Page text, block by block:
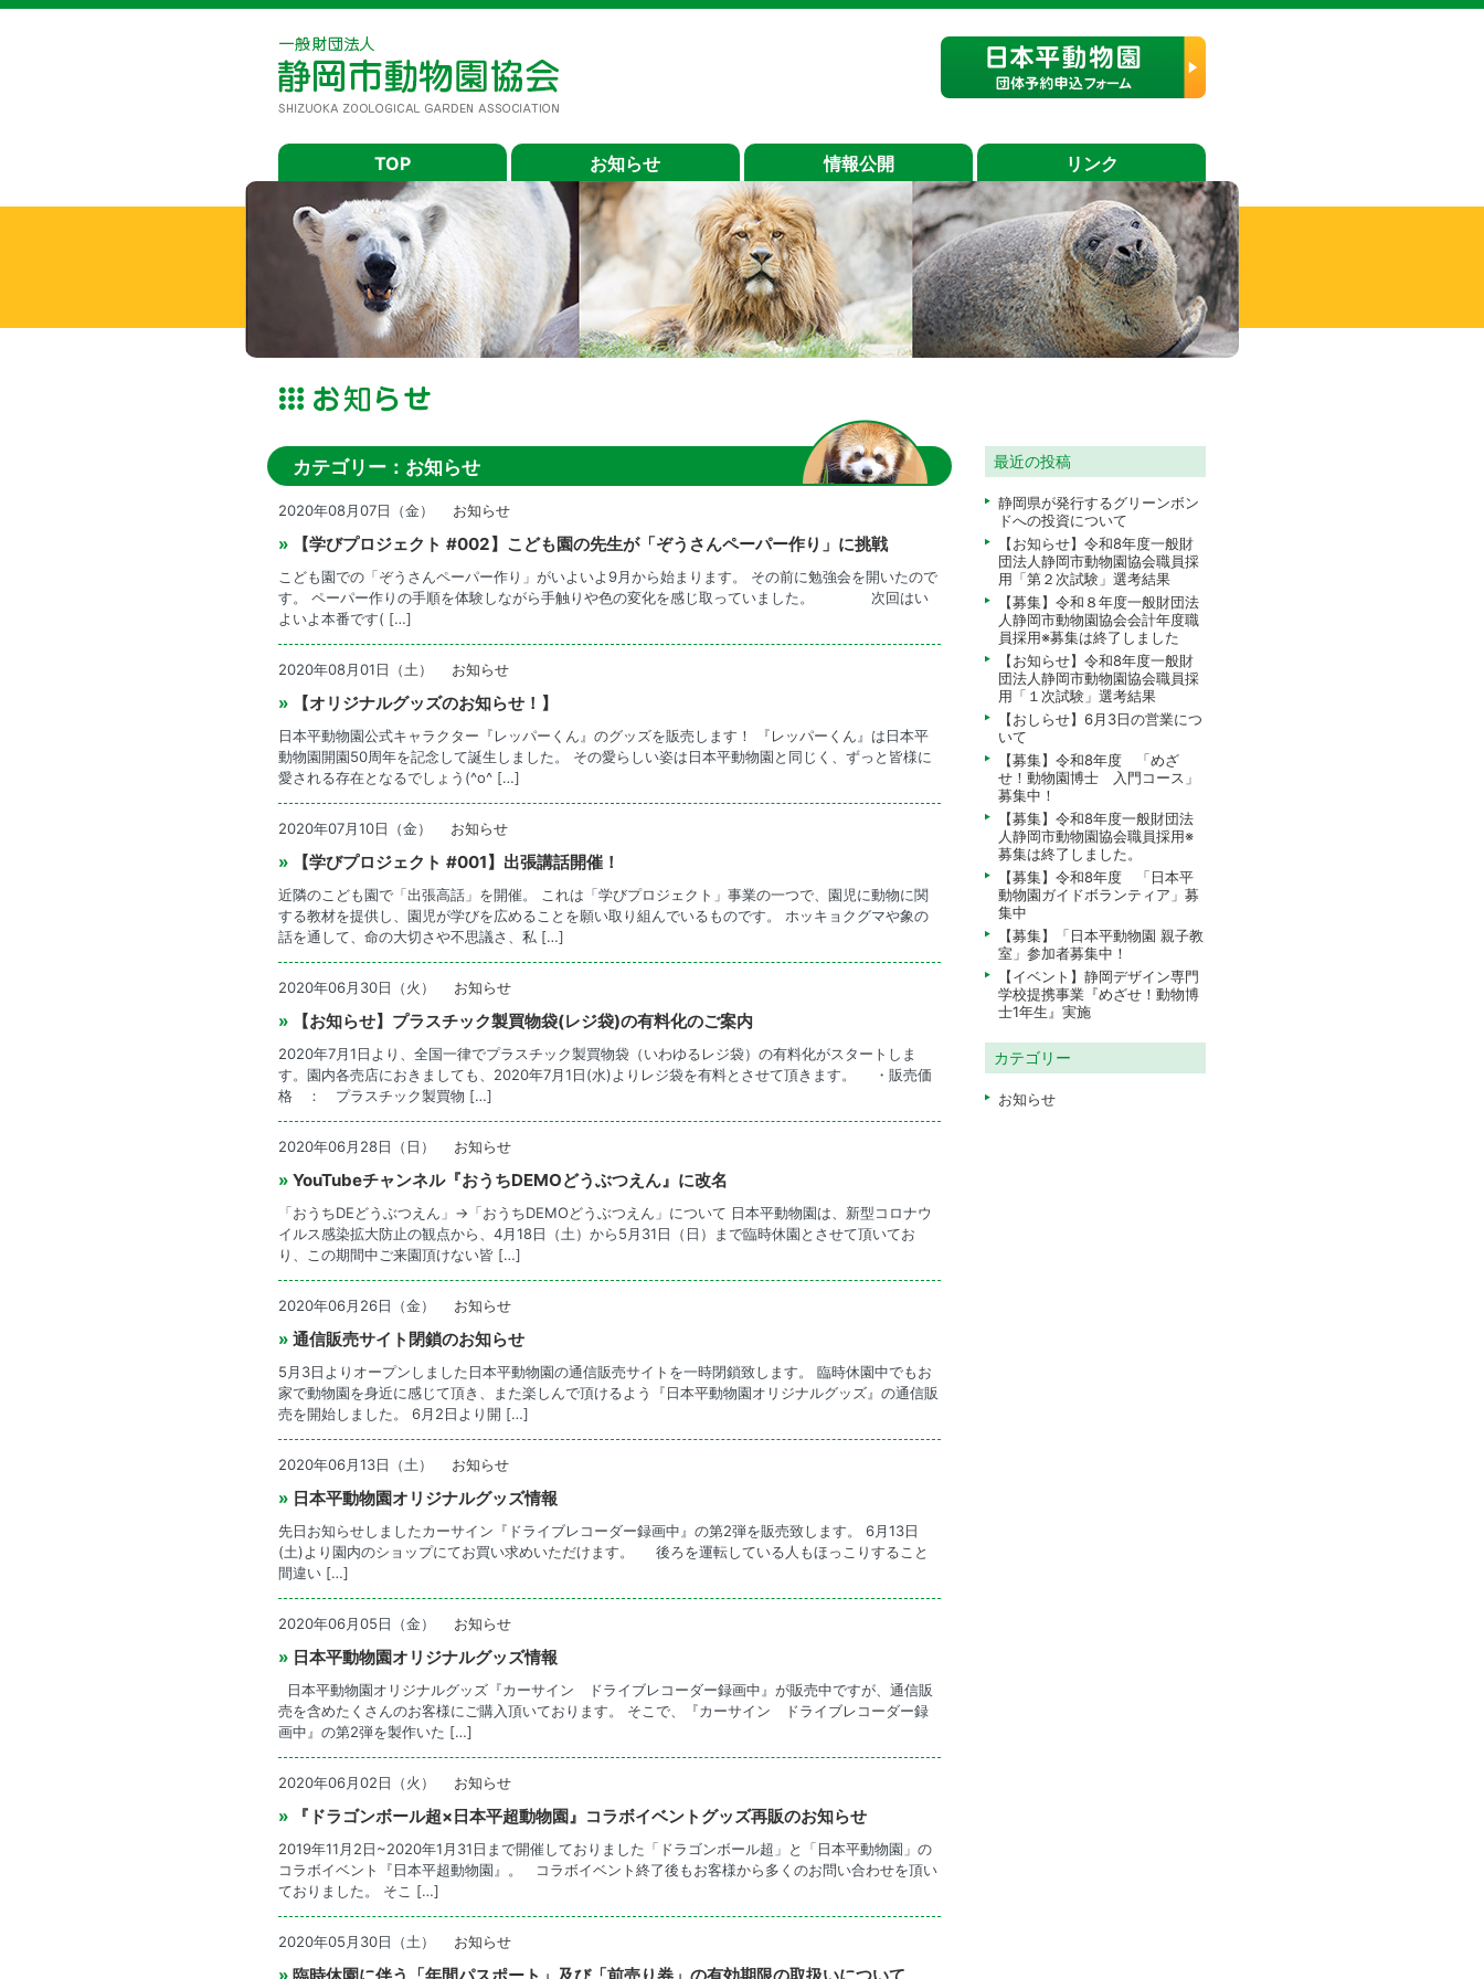
TOP お知らせ 情報公開 リンク
カテゴリー：お知らせ
2020年08月07日（金） お知らせ
» 【学びプロジェクト #002】こども園の先生が「ぞうさんペーパー作り」に挑戦
こども園での「ぞうさんペーパー作り」がいよいよ9月から始まります。 その前に勉強会を開いたので
す。 ペーパー作りの手順を体験しながら手触りや色の変化を感じ取っていました。 次回はい
よいよ本番です( […]
2020年08月01日（土） お知らせ
» 【オリジナルグッズのお知らせ！】
日本平動物園公式キャラクター『レッパーくん』のグッズを販売します！ 『レッパーくん』は日本平
動物園開園50周年を記念して誕生しました。 その愛らしい姿は日本平動物園と同じく、ずっと皆様に
愛される存在となるでしょう(^o^ […]
2020年07月10日（金） お知らせ
» 【学びプロジェクト #001】出張講話開催！
近隣のこども園で「出張高話」を開催。 これは「学びプロジェクト」事業の一つで、園児に動物に関
する教材を提供し、園児が学びを広めることを願い取り組んでいるものです。 ホッキョクグマや象の
話を通して、命の大切さや不思議さ、私 […]
2020年06月30日（火） お知らせ
» 【お知らせ】プラスチック製買物袋(レジ袋)の有料化のご案内
2020年7月1日より、全国一律でプラスチック製買物袋（いわゆるレジ袋）の有料化がスタートしま
す。園内各売店におきましても、2020年7月1日(水)よりレジ袋を有料とさせて頂きます。 ・販売価
格 ： プラスチック製買物 […]
2020年06月28日（日） お知らせ
» YouTubeチャンネル『おうちDEMOどうぶつえん』に改名
「おうちDEどうぶつえん」→「おうちDEMOどうぶつえん」について 日本平動物園は、新型コロナウ
イルス感染拡大防止の観点から、4月18日（土）から5月31日（日）まで臨時休園とさせて頂いてお
り、この期間中ご来園頂けない皆 […]
2020年06月26日（金） お知らせ
» 通信販売サイト閉鎖のお知らせ
5月3日よりオープンしました日本平動物園の通信販売サイトを一時閉鎖致します。 臨時休園中でもお
家で動物園を身近に感じて頂き、また楽しんで頂けるよう『日本平動物園オリジナルグッズ』の通信販
売を開始しました。 6月2日より開 […]
2020年06月13日（土） お知らせ
» 日本平動物園オリジナルグッズ情報
先日お知らせしましたカーサイン『ドライブレコーダー録画中』の第2弾を販売致します。 6月13日
(土)より園内のショップにてお買い求めいただけます。 後ろを運転している人もほっこりすること
間違い […]
2020年06月05日（金） お知らせ
» 日本平動物園オリジナルグッズ情報
日本平動物園オリジナルグッズ『カーサイン ドライブレコーダー録画中』が販売中ですが、通信販
売を含めたくさんのお客様にご購入頂いております。 そこで、『カーサイン ドライブレコーダー録
画中』の第2弾を製作いた […]
2020年06月02日（火） お知らせ
» 『ドラゴンボール超×日本平超動物園』コラボイベントグッズ再販のお知らせ
2019年11月2日~2020年1月31日まで開催しておりました「ドラゴンボール超」と「日本平動物園」の
コラボイベント『日本平超動物園』。 コラボイベント終了後もお客様から多くのお問い合わせを頂い
ておりました。 そこ […]
2020年05月30日（土） お知らせ
» 臨時休園に伴う「年間パスポート」及び「前売り券」の有効期限の取扱いについて
最近の投稿
静岡県が発行するグリーンボン
ドへの投資について
【お知らせ】令和8年度一般財
団法人静岡市動物園協会職員採
用「第２次試験」選考結果
【募集】令和８年度一般財団法
人静岡市動物園協会会計年度職
員採用※募集は終了しました
【お知らせ】令和8年度一般財
団法人静岡市動物園協会職員採
用「１次試験」選考結果
【おしらせ】6月3日の営業につ
いて
【募集】令和8年度 「めざ
せ！動物園博士 入門コース」
募集中！
【募集】令和8年度一般財団法
人静岡市動物園協会職員採用※
募集は終了しました。
【募集】令和8年度 「日本平
動物園ガイドボランティア」募
集中
【募集】「日本平動物園 親子教
室」参加者募集中！
【イベント】静岡デザイン専門
学校提携事業『めざせ！動物博
士1年生』実施
カテゴリー
お知らせ